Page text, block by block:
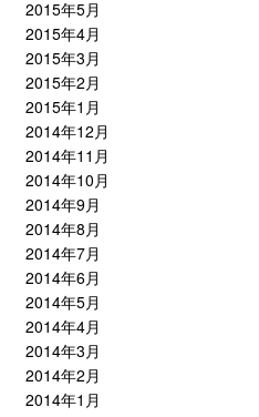
2015年5月
2015年4月
2015年3月
2015年2月
2015年1月
2014年12月
2014年11月
2014年10月
2014年9月
2014年8月
2014年7月
2014年6月
2014年5月
2014年4月
2014年3月
2014年2月
2014年1月